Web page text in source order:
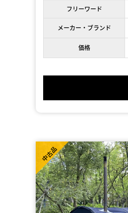
フリーワード
メーカー・ブランド
価格
中古品